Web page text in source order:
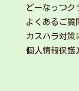
どーなっつク
よくあるご質
カスハラ対策
個人情報保護